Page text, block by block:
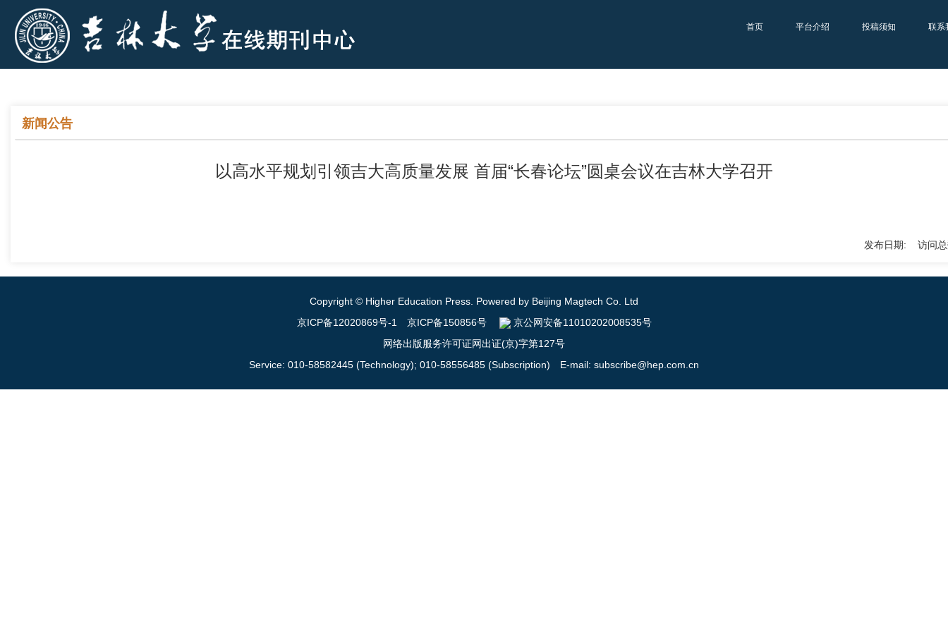
首页 平台介绍 投稿须知 联系
新闻公告
以高水平规划引领吉大高质量发展 首届“长春论坛”圆桌会议在吉林大学召开
发布日期: 访问总
Copyright © Higher Education Press. Powered by Beijing Magtech Co. Ltd
京ICP备12020869号-1
京ICP备150856号
京公网安备11010202008535号
网络出版服务许可证网出证(京)字第127号
Service: 010-58582445 (Technology); 010-58556485 (Subscription) E-mail: subscribe@hep.com.cn